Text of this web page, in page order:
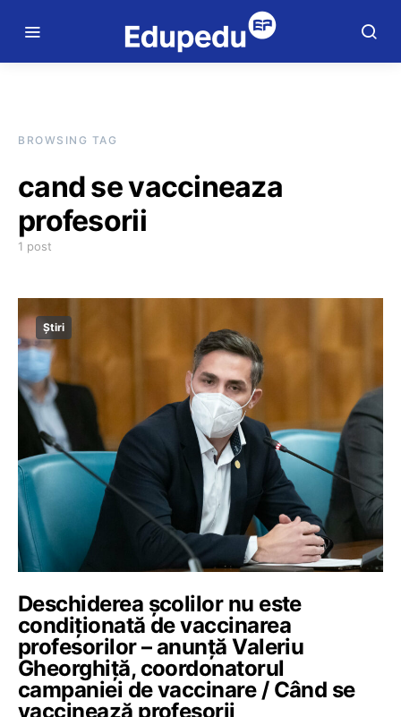
BROWSING TAG
cand se vaccineaza
profesorii
1 post
Știri
Deschiderea școlilor nu este
condiționată de vaccinarea
profesorilor – anunță Valeriu
Gheorghiță, coordonatorul
campaniei de vaccinare / Când se
vaccinează profesorii